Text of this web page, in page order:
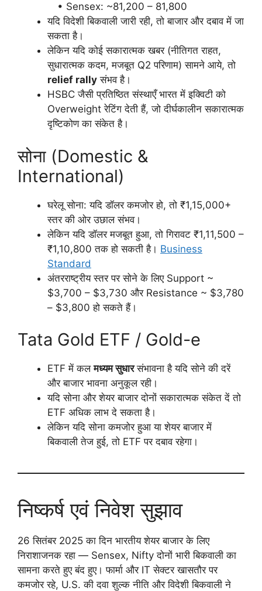
• Sensex: ~81,200 – 81,800
यदि विदेशी बिकवाली जारी रही, तो बाजार और दबाव में जा
सकता है।
लेकिन यदि कोई सकारात्मक खबर (नीतिगत राहत,
सुधारात्मक कदम, मजबूत Q2 परिणाम) सामने आये, तो
relief rally संभव है।
HSBC जैसी प्रतिष्ठित संस्थाएँ भारत में इक्विटी को
Overweight रेटिंग देती हैं, जो दीर्घकालीन सकारात्मक
दृष्टिकोण का संकेत है।
सोना (Domestic &
International)
घरेलू सोना: यदि डॉलर कमजोर हो, तो ₹1,15,000+
स्तर की ओर उछाल संभव।
लेकिन यदि डॉलर मजबूत हुआ, तो गिरावट ₹1,11,500 –
₹1,10,800 तक हो सकती है। Business
Standard
अंतरराष्ट्रीय स्तर पर सोने के लिए Support ~
$3,700 – $3,730 और Resistance ~ $3,780
– $3,800 हो सकते हैं।
Tata Gold ETF / Gold-e
ETF में कलमध्यम सुधारसंभावना है यदि सोने की दरें
और बाजार भावना अनुकूल रही।
यदि सोना और शेयर बाजार दोनों सकारात्मक संकेत दें तो
ETF अधिक लाभ दे सकता है।
लेकिन यदि सोना कमजोर हुआ या शेयर बाजार में
बिकवाली तेज हुई, तो ETF पर दबाव रहेगा।
निष्कर्ष एवं निवेश सुझाव
26 सितंबर 2025 का दिन भारतीय शेयर बाजार के लिए
निराशाजनक रहा — Sensex, Nifty दोनों भारी बिकवाली का
सामना करते हुए बंद हुए। फार्मा और IT सेक्टर खासतौर पर
कमजोर रहे, U.S. की दवा शुल्क नीति और विदेशी बिकवाली ने